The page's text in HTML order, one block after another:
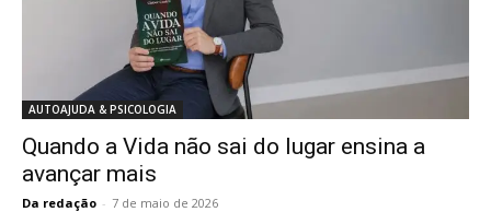
AUTOAJUDA & PSICOLOGIA
Quando a Vida não sai do lugar ensina a
avançar mais
Da redação - 7 de maio de 2026